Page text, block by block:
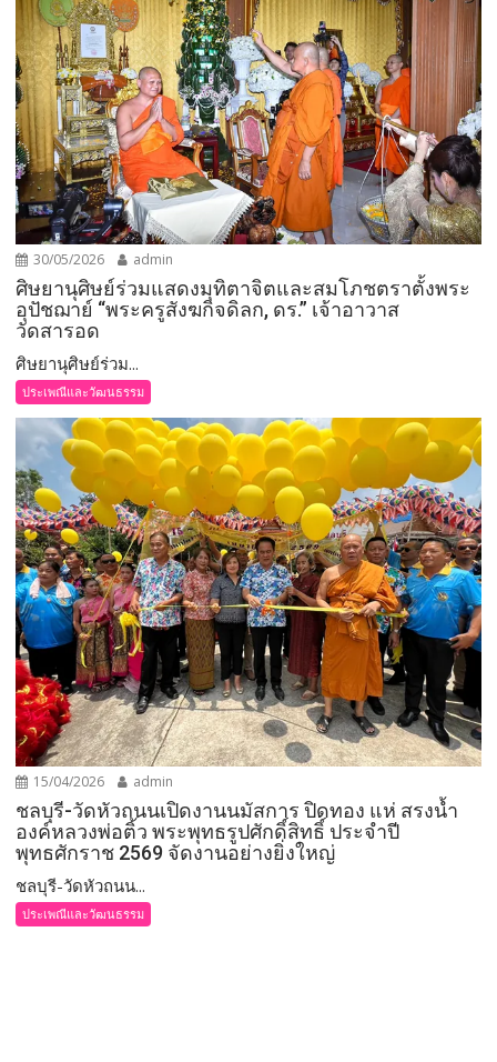
30/05/2026 admin
ศิษยานุศิษย์ร่วมแสดงมุทิตาจิตและสมโภชตราตั้งพระ
อุปัชฌาย์ “พระครูสังฆกิจดิลก, ดร.” เจ้าอาวาส
วัดสารอด
ศิษยานุศิษย์ร่วม...
ประเพณีและวัฒนธรรม
15/04/2026 admin
ชลบุรี-วัดหัวถนนเปิดงานนมัสการ ปิดทอง แห่ สรงน้ำ
องค์หลวงพ่อติ้ว พระพุทธรูปศักดิ์สิทธิ์ ประจำปี
พุทธศักราช 2569 จัดงานอย่างยิ่งใหญ่
ชลบุรี-วัดหัวถนน...
ประเพณีและวัฒนธรรม